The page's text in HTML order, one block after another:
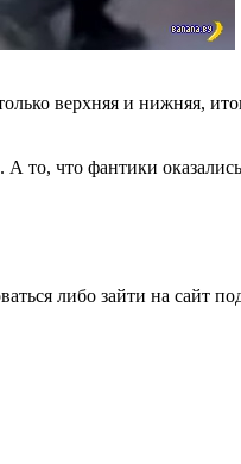
верхняя и нижняя,
то, что фантики
либо зайти на сайт